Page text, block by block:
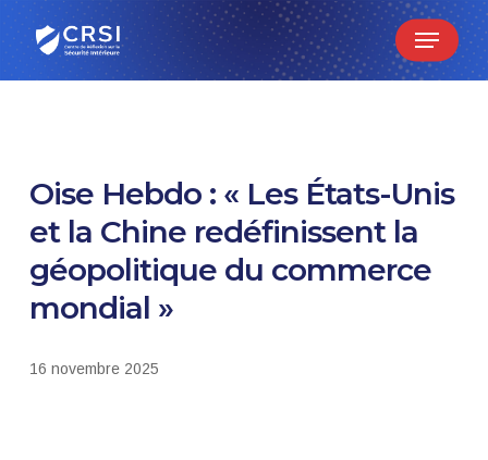
Skip
to
main
Menu
Oise Hebdo : « Les États-Unis
et la Chine redéfinissent la
géopolitique du commerce
mondial »
16 novembre 2025